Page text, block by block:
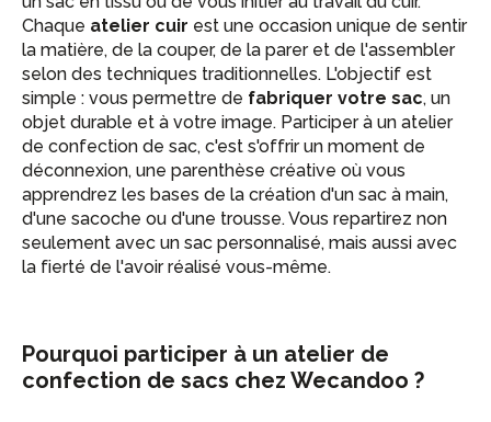
Chaque atelier cuir est une occasion unique de sentir
la matière, de la couper, de la parer et de l'assembler
selon des techniques traditionnelles. L'objectif est
simple : vous permettre de fabriquer votre sac, un
objet durable et à votre image. Participer à un atelier
de confection de sac, c'est s'offrir un moment de
déconnexion, une parenthèse créative où vous
apprendrez les bases de la création d'un sac à main,
d'une sacoche ou d'une trousse. Vous repartirez non
seulement avec un sac personnalisé, mais aussi avec
la fierté de l'avoir réalisé vous-même.
Pourquoi participer à un atelier de
confection de sacs chez Wecandoo ?